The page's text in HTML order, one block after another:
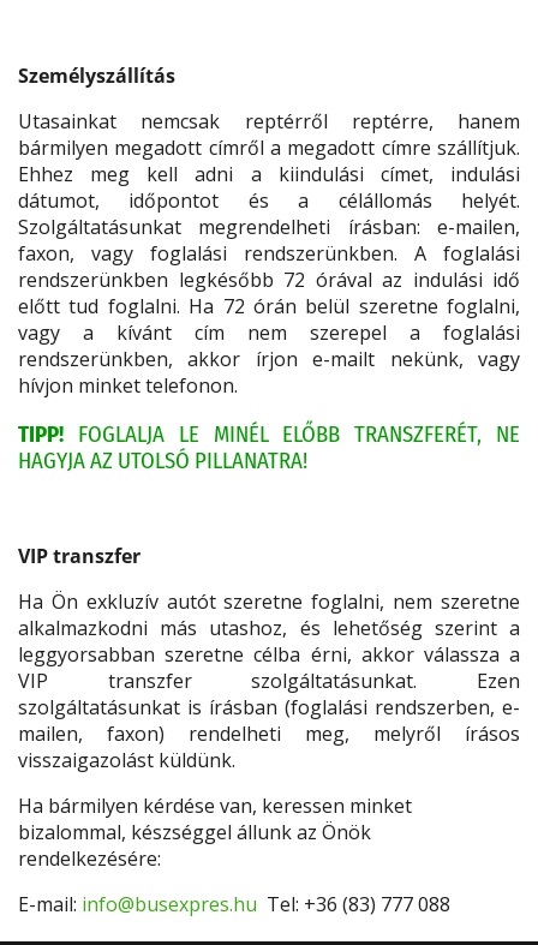
Személyszállítás
Utasainkat nemcsak reptérről reptérre, hanem
bármilyen megadott címről a megadott címre szállítjuk.
Ehhez meg kell adni a kiindulási címet, indulási
dátumot, időpontot és a célállomás helyét.
Szolgáltatásunkat megrendelheti írásban: e-mailen,
faxon, vagy foglalási rendszerünkben. A foglalási
rendszerünkben legkésőbb 72 órával az indulási idő
előtt tud foglalni. Ha 72 órán belül szeretne foglalni,
vagy a kívánt cím nem szerepel a foglalási
rendszerünkben, akkor írjon e-mailt nekünk, vagy
hívjon minket telefonon.
TIPP! FOGLALJA LE MINÉL ELŐBB TRANSZFERÉT, NE
HAGYJA AZ UTOLSÓ PILLANATRA!
VIP transzfer
Ha Ön exkluzív autót szeretne foglalni, nem szeretne
alkalmazkodni más utashoz, és lehetőség szerint a
leggyorsabban szeretne célba érni, akkor válassza a
VIP transzfer szolgáltatásunkat. Ezen
szolgáltatásunkat is írásban (foglalási rendszerben, e-
mailen, faxon) rendelheti meg, melyről írásos
visszaigazolást küldünk.
Ha bármilyen kérdése van, keressen minket
bizalommal, készséggel állunk az Önök
rendelkezésére:
E-mail: info@busexpres.hu Tel: +36 (83) 777 088